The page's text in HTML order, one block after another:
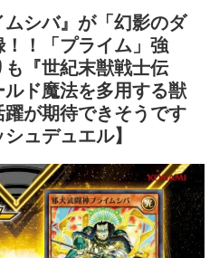
ムシバ』が「幻影のダ
！「プライム」強
『世紀末獣戦士伝
ド魔法を多用する獣
が期待できそうです
ュデュエル】